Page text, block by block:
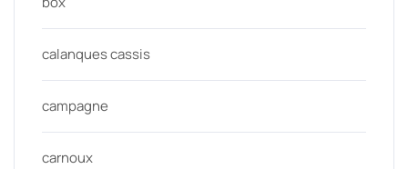
calanques cassis
campagne
carnoux